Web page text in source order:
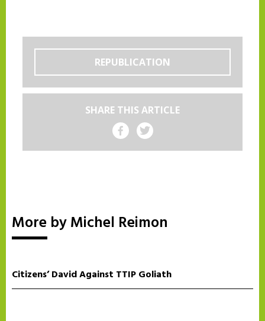
REPUBLICATION
SHARE THIS ARTICLE
Share on Facebook
Share on Twitter
More by Michel Reimon
Citizens’ David Against TTIP Goliath